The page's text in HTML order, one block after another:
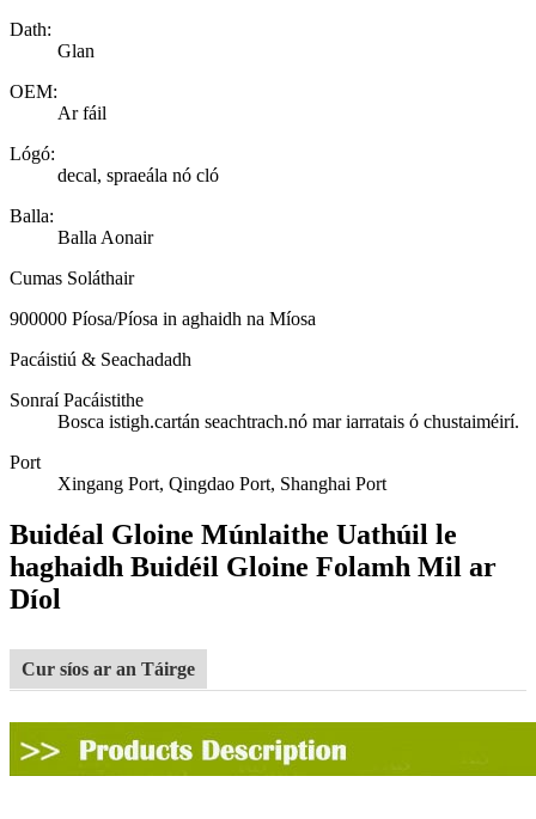
Dath:
Glan
OEM:
Ar fáil
Lógó:
decal, spraeála nó cló
Balla:
Balla Aonair
Cumas Soláthair
900000 Píosa/Píosa in aghaidh na Míosa
Pacáistiú & Seachadadh
Sonraí Pacáistithe
Bosca istigh.cartán seachtrach.nó mar iarratais ó chustaiméirí.
Port
Xingang Port, Qingdao Port, Shanghai Port
Buidéal Gloine Múnlaithe Uathúil le
haghaidh Buidéil Gloine Folamh Mil ar
Díol
Cur síos ar an Táirge